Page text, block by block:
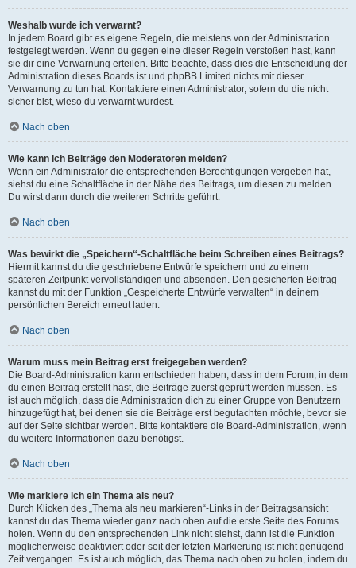
Weshalb wurde ich verwarnt?
In jedem Board gibt es eigene Regeln, die meistens von der Administration
festgelegt werden. Wenn du gegen eine dieser Regeln verstoßen hast, kann
sie dir eine Verwarnung erteilen. Bitte beachte, dass dies die Entscheidung der
Administration dieses Boards ist und phpBB Limited nichts mit dieser
Verwarnung zu tun hat. Kontaktiere einen Administrator, sofern du die nicht
sicher bist, wieso du verwarnt wurdest.
Nach oben
Wie kann ich Beiträge den Moderatoren melden?
Wenn ein Administrator die entsprechenden Berechtigungen vergeben hat,
siehst du eine Schaltfläche in der Nähe des Beitrags, um diesen zu melden.
Du wirst dann durch die weiteren Schritte geführt.
Nach oben
Was bewirkt die „Speichern“-Schaltfläche beim Schreiben eines Beitrags?
Hiermit kannst du die geschriebene Entwürfe speichern und zu einem
späteren Zeitpunkt vervollständigen und absenden. Den gesicherten Beitrag
kannst du mit der Funktion „Gespeicherte Entwürfe verwalten“ in deinem
persönlichen Bereich erneut laden.
Nach oben
Warum muss mein Beitrag erst freigegeben werden?
Die Board-Administration kann entschieden haben, dass in dem Forum, in dem
du einen Beitrag erstellt hast, die Beiträge zuerst geprüft werden müssen. Es
ist auch möglich, dass die Administration dich zu einer Gruppe von Benutzern
hinzugefügt hat, bei denen sie die Beiträge erst begutachten möchte, bevor sie
auf der Seite sichtbar werden. Bitte kontaktiere die Board-Administration, wenn
du weitere Informationen dazu benötigst.
Nach oben
Wie markiere ich ein Thema als neu?
Durch Klicken des „Thema als neu markieren“-Links in der Beitragsansicht
kannst du das Thema wieder ganz nach oben auf die erste Seite des Forums
holen. Wenn du den entsprechenden Link nicht siehst, dann ist die Funktion
möglicherweise deaktiviert oder seit der letzten Markierung ist nicht genügend
Zeit vergangen. Es ist auch möglich, das Thema nach oben zu holen, indem du